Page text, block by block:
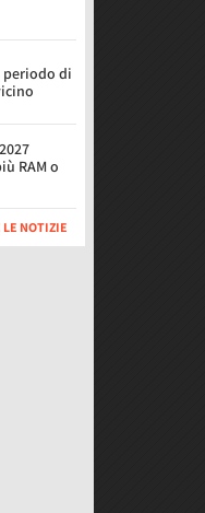
periodo di
RAM o
NOTIZIE